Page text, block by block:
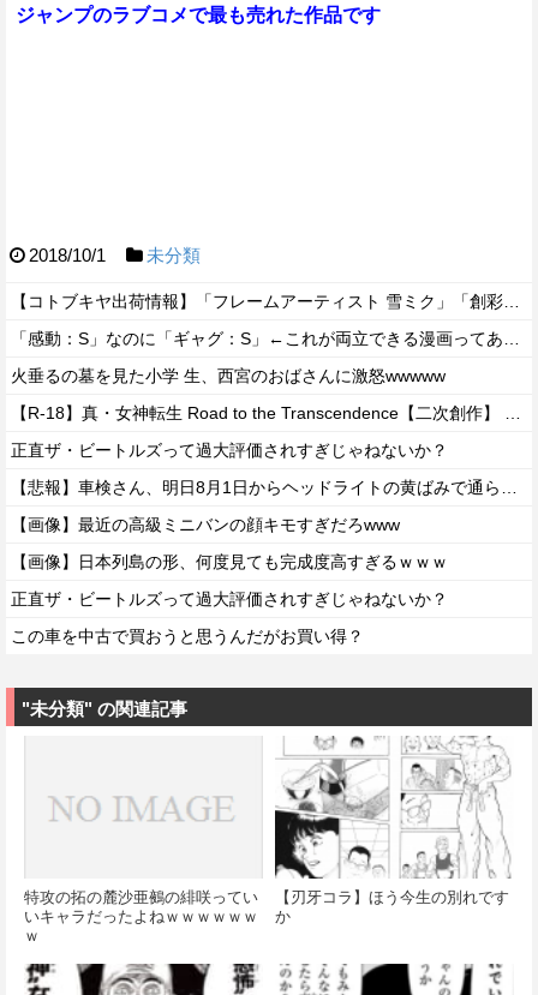
ジャンプのラブコメで最も売れた作品です
2018/10/1 未分類
火垂るの墓を見た小学 生、西宮のおばさんに激怒wwwww
正直ザ・ビートルズって過大評価されすぎじゃねないか？
【画像】最近の高級ミニバンの顔キモすぎだろwww
【画像】日本列島の形、何度見ても完成度高すぎるｗｗｗ
正直ザ・ビートルズって過大評価されすぎじゃねないか？
この車を中古で買おうと思うんだがお買い得？
"未分類" の関連記事
特攻の拓の麓沙亜鵺の緋咲ってい
いキャラだったよねｗｗｗｗｗｗ
ｗ
【刃牙コラ】ほう今生の別れです
か